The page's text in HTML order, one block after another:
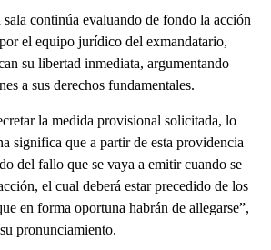
sala continúa evaluando de fondo la acción
el equipo jurídico del exmandatario,
su libertad inmediata, argumentando
a sus derechos fundamentales.
la medida provisional solicitada, lo
significa que a partir de esta providencia
del fallo que se vaya a emitir cuando se
el cual deberá estar precedido de los
en forma oportuna habrán de allegarse”,
pronunciamiento.